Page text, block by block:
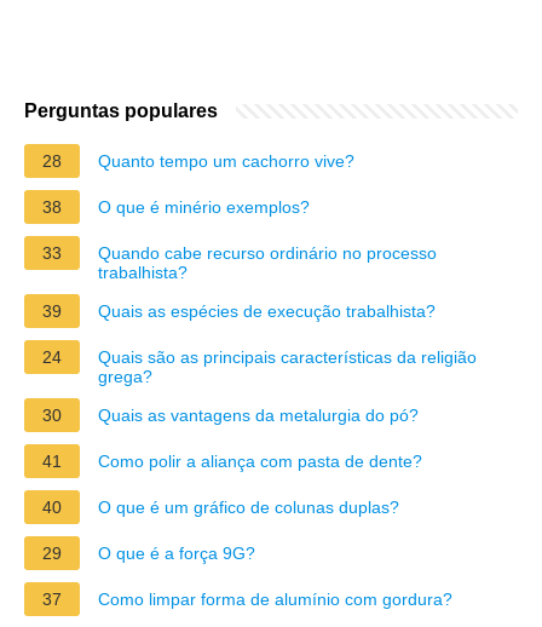
Perguntas populares
28 Quanto tempo um cachorro vive?
38 O que é minério exemplos?
33
Quando cabe recurso ordinário no processo
trabalhista?
39
Quais as espécies de execução trabalhista?
24
Quais são as principais características da religião
grega?
30
Quais as vantagens da metalurgia do pó?
41 Como polir a aliança com pasta de dente?
40 O que é um gráfico de colunas duplas?
29 O que é a força 9G?
37 Como limpar forma de alumínio com gordura?